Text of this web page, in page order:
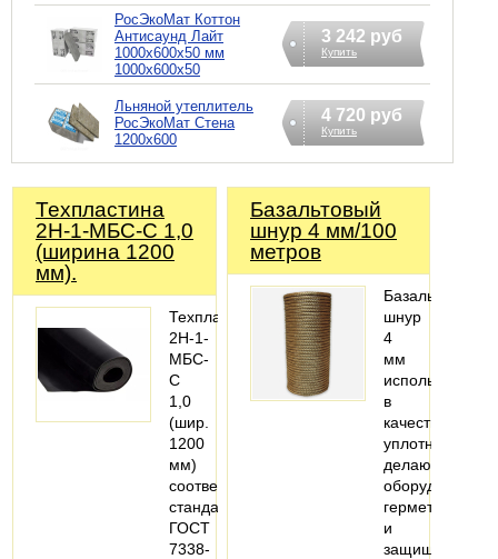
РосЭкоМат Коттон
Антисаунд Лайт
1000х600х50 мм
1000х600х50
3 242 руб
Купить
Льняной утеплитель
РосЭкоМат Стена
1200х600
4 720 руб
Купить
Техпластина
2Н-1-МБС-С 1,0
(ширина 1200
мм).
Техпластина
2Н-1-
МБС-
С
1,0
(шир.
1200
мм)
соответствует
стандартам
ГОСТ
7338-
Базальтовый
шнур 4 мм/100
метров
Базальтовый
шнур
4
мм
используется
в
качестве
уплотнителя,
делающий
оборудование
герметичным
и
защищающий